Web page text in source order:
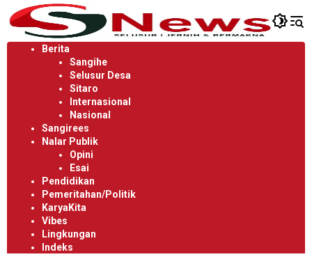
Langsung
ke
konten
Berita
Sangihe
Selusur Desa
Sitaro
Internasional
Nasional
Sangirees
Nalar Publik
Opini
Esai
Pendidikan
Pemeritahan/Politik
KaryaKita
Vibes
Lingkungan
Indeks